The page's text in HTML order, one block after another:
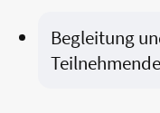
Begleitung